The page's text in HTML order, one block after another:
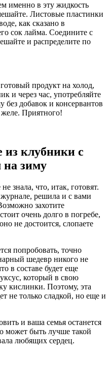
именно в эту жидкость
Листовые пластинки
как сказано в
сок лайма. Соедините с
и распределите по
продукт на холод,
и через час, употребляйте
без добавок и консервантов
Приятного!
из клубники с
на зиму
знала, что, итак, готовят.
решила и с вами
захотите
очень долго в погребе,
не достоится, слопаете
попробовать, точно
шедевр никого не
в составе будет еще
который в свою
кислинки. Поэтому, эта
не только сладкой, но еще и
и ваша семья останется
может быть лучше такой
любящих сердец.